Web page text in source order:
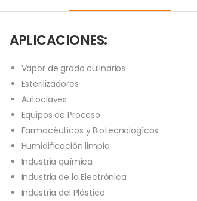
APLICACIONES:
Vapor de grado culinarios
Esterilizadores
Autoclaves
Equipos de Proceso
Farmacéuticos y Biotecnologícos
Humidificación limpia
Industria química
Industria de la Electrónica
Industria del Plástico